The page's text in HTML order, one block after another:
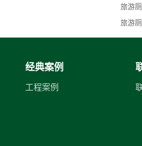
旅游
旅游
经典案例
工程案例